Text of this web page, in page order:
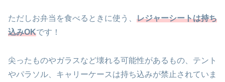
ただしお弁当を食べるときに使う、 レジャーシートは持ち
込みOKです！
尖ったものやガラスなど壊れる可能性があるもの、テント
やパラソル、キャリーケースは持ち込みが禁止されていま